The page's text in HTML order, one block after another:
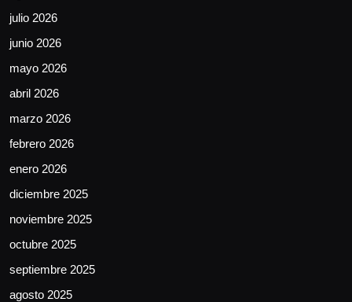
julio 2026
junio 2026
mayo 2026
abril 2026
marzo 2026
febrero 2026
enero 2026
diciembre 2025
noviembre 2025
octubre 2025
septiembre 2025
agosto 2025